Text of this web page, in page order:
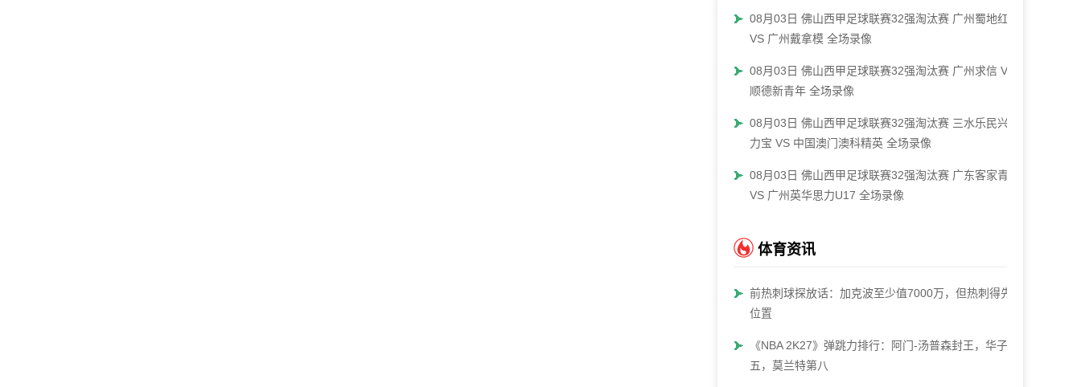
08月03日 佛山西甲足球联赛32强淘汰赛 广州蜀地红
VS 广州戴拿模 全场录像
08月03日 佛山西甲足球联赛32强淘汰赛 广州求信 VS
顺德新青年 全场录像
08月03日 佛山西甲足球联赛32强淘汰赛 三水乐民兴健
力宝 VS 中国澳门澳科精英 全场录像
08月03日 佛山西甲足球联赛32强淘汰赛 广东客家青年
VS 广州英华思力U17 全场录像
体育资讯
前热刺球探放话：加克波至少值7000万，但热刺得先腾
位置
《NBA 2K27》弹跳力排行：阿门-汤普森封王，华子第
五，莫兰特第八